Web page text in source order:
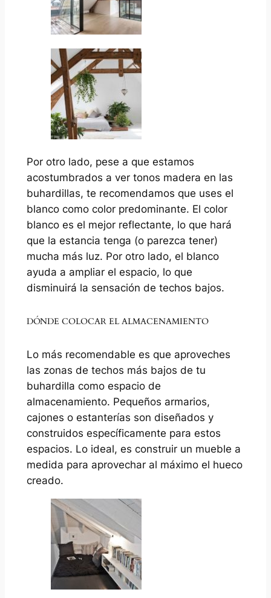
Por otro lado, pese a que estamos
acostumbrados a ver tonos madera en las
buhardillas, te recomendamos que uses el
blanco como color predominante. El color
blanco es el mejor reflectante, lo que hará
que la estancia tenga (o parezca tener)
mucha más luz. Por otro lado, el blanco
ayuda a ampliar el espacio, lo que
disminuirá la sensación de techos bajos.
DÓNDE COLOCAR EL ALMACENAMIENTO
Lo más recomendable es que aproveches
las zonas de techos más bajos de tu
buhardilla como espacio de
almacenamiento. Pequeños armarios,
cajones o estanterías son diseñados y
construidos específicamente para estos
espacios. Lo ideal, es construir un mueble a
medida para aprovechar al máximo el hueco
creado.